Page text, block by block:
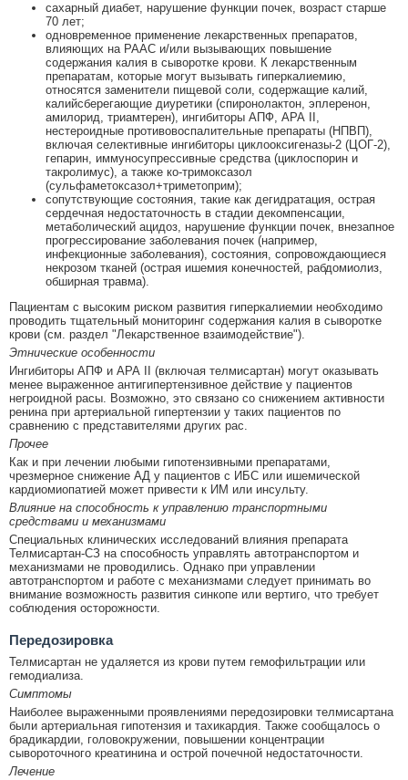
сахарный диабет, нарушение функции почек, возраст старше
70 лет;
одновременное применение лекарственных препаратов,
влияющих на РААС и/или вызывающих повышение
содержания калия в сыворотке крови. К лекарственным
препаратам, которые могут вызывать гиперкалиемию,
относятся заменители пищевой соли, содержащие калий,
калийсберегающие диуретики (спиронолактон, эплеренон,
амилорид, триамтерен), ингибиторы АПФ, АРА II,
нестероидные противовоспалительные препараты (НПВП),
включая селективные ингибиторы циклооксигеназы-2 (ЦОГ-2),
гепарин, иммуносупрессивные средства (циклоспорин и
такролимус), а также ко-тримоксазол
(сульфаметоксазол+триметоприм);
сопутствующие состояния, такие как дегидратация, острая
сердечная недостаточность в стадии декомпенсации,
метаболический ацидоз, нарушение функции почек, внезапное
прогрессирование заболевания почек (например,
инфекционные заболевания), состояния, сопровождающиеся
некрозом тканей (острая ишемия конечностей, рабдомиолиз,
обширная травма).
Пациентам с высоким риском развития гиперкалиемии необходимо
проводить тщательный мониторинг содержания калия в сыворотке
крови (см. раздел "Лекарственное взаимодействие").
Этнические особенности
Ингибиторы АПФ и АРА II (включая телмисартан) могут оказывать
менее выраженное антигипертензивное действие у пациентов
негроидной расы. Возможно, это связано со снижением активности
ренина при артериальной гипертензии у таких пациентов по
сравнению с представителями других рас.
Прочее
Как и при лечении любыми гипотензивными препаратами,
чрезмерное снижение АД у пациентов с ИБС или ишемической
кардиомиопатией может привести к ИМ или инсульту.
Влияние на способность к управлению транспортными
средствами и механизмами
Специальных клинических исследований влияния препарата
Телмисартан-СЗ на способность управлять автотранспортом и
механизмами не проводились. Однако при управлении
автотранспортом и работе с механизмами следует принимать во
внимание возможность развития синкопе или вертиго, что требует
соблюдения осторожности.
Передозировка
Телмисартан не удаляется из крови путем гемофильтрации или
гемодиализа.
Симптомы
Наиболее выраженными проявлениями передозировки телмисартана
были артериальная гипотензия и тахикардия. Также сообщалось о
брадикардии, головокружении, повышении концентрации
сывороточного креатинина и острой почечной недостаточности.
Лечение